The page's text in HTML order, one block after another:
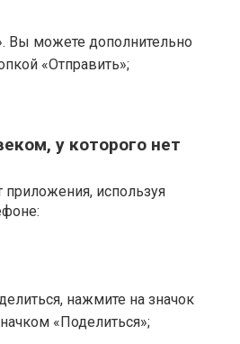
Вы можете дополнительно
«Отправить»;
у которого нет
используя
нажмите на значок
«Поделиться»;